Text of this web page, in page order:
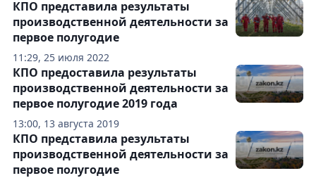
11:29, 25 июля 2022
КПО представила результаты
производственной деятельности за
первое полугодие
13:00, 13 августа 2019
КПО предоставила результаты
производственной деятельности за
первое полугодие 2019 года
КПО представила результаты
производственной деятельности за
первое полугодие